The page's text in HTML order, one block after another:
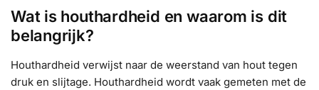
Wat is houthardheid en waarom is dit
belangrijk?
Houthardheid verwijst naar de weerstand van hout tegen
druk en slijtage. Houthardheid wordt vaak gemeten met de